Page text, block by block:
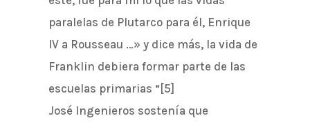
paralelas de Plutarco para él, Enrique
IV a Rousseau …» y dice más, la vida de
Franklin debiera formar parte de las
escuelas primarias “[5]
José Ingenieros sostenía que